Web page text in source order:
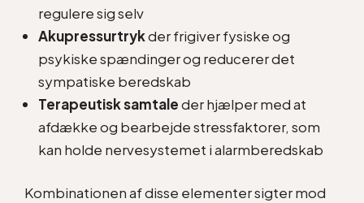
regulere sig selv
Akupressurtrykder frigiver fysiske og
psykiske spændinger og reducerer det
sympatiske beredskab
Terapeutisk samtaleder hjælper med at
afdække og bearbejde stressfaktorer, som
kan holde nervesystemet i alarmberedskab
Kombinationen af disse elementer sigter mod